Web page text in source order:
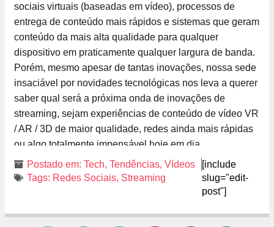
sociais virtuais (baseadas em vídeo), processos de
entrega de conteúdo mais rápidos e sistemas que geram
conteúdo da mais alta qualidade para qualquer
dispositivo em praticamente qualquer largura de banda.
Porém, mesmo apesar de tantas inovações, nossa sede
insaciável por novidades tecnológicas nos leva a querer
saber qual será a próxima onda de inovações de
streaming, sejam experiências de conteúdo de vídeo VR
/ AR / 3D de maior qualidade, redes ainda mais rápidas
ou algo totalmente impensável hoje em dia.
Postado em: Tech, Tendências, Vídeos
Tags: Redes Sociais, Streaming
[include
slug="edit-
post"]